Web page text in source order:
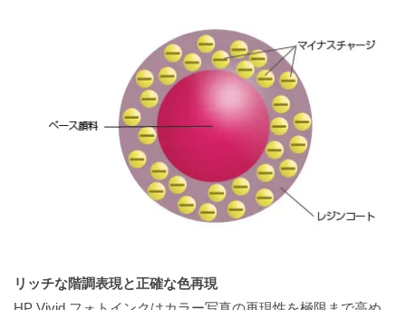
リッチな階調表現と正確な色再現